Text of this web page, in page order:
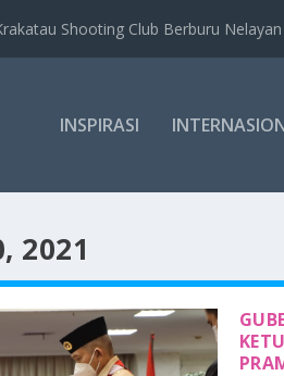
Shooting Club Berburu Nelayan
INSPIRASI
2021